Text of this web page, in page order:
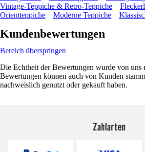
Vintage-Teppiche & Retro-Teppiche
Orientteppiche
Moderne Teppiche
Kundenbewertungen
Bereich überspringen
Die Echtheit der Bewertungen wurde von uns
Bewertungen können auch von Kunden
nachweislich genutzt oder gekauft haben.
Zahlarten